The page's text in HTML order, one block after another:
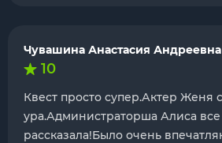
Чувашина Анастасия Андреевна
10
Квест просто супер.Актер Женя
ура.Администраторша Алиса все
рассказала!Было очень